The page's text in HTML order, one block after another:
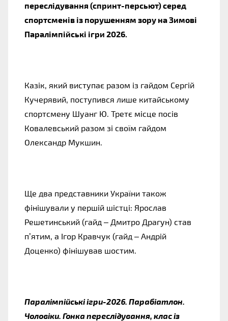
переслідування (спринт-персьют) серед
спортсменів із порушенням зору на Зимові
Паралімпійські ігри 2026.
Казік, який виступає разом із гайдом Сергій
Кучерявий, поступився лише китайському
спортсмену Шуанг Ю. Третє місце посів
Ковалевський разом зі своїм гайдом
Олександр Мукшин.
Ще два представники України також
фінішували у першій шістці: Ярослав
Решетинський (гайд – Дмитро Драгун) став
п’ятим, а Ігор Кравчук (гайд – Андрій
Доценко) фінішував шостим.
Паралімпійські ігри-2026. Парабіатлон.
Чоловіки. Гонка переслідування, клас із